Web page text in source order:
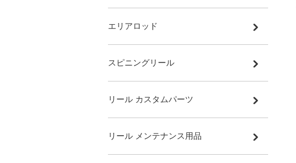
エリアロッド
スピニングリール
リール カスタムパーツ
リール メンテナンス用品